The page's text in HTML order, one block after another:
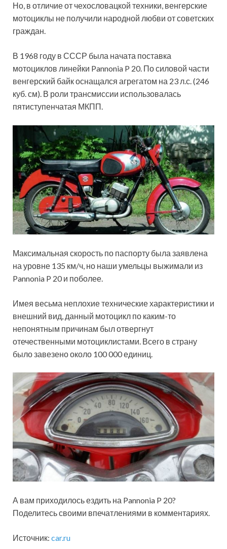
Но, в отличие от чехословацкой техники, венгерские
мотоциклы не получили народной любви от советских
граждан.
В 1968 году в СССР была начата поставка
мотоциклов линейки Pannonia P 20. По силовой части
венгерский байк оснащался агрегатом на 23 л.с. (246
куб. см). В роли трансмиссии использовалась
пятиступенчатая МКПП.
Максимальная скорость по паспорту была заявлена
на уровне 135 км/ч, но наши умельцы выжимали из
Pannonia P 20 и поболее.
Имея весьма неплохие технические характеристики и
внешний вид, данный мотоцикл по каким-то
непонятным причинам был отвергнут
отечественными мотоциклистами. Всего в страну
было завезено около 100 000 единиц.
А вам приходилось ездить на Pannonia P 20?
Поделитесь своими впечатлениями в комментариях.
Источник: car.ru